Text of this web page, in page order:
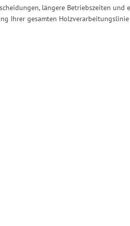
längere Betriebszeiten und
Ihrer gesamten